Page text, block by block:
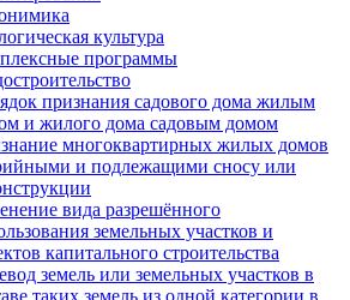
культура
программы
признания садового дома жилым
и жилого дома садовым домом
многоквартирных жилых домов
и подлежащими сносу или
вида разрешённого
земельных участков и
капитального строительства
земель или земельных участков в